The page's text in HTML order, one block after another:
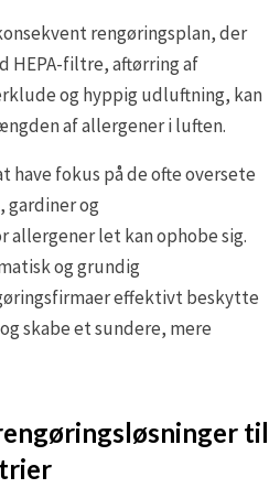
rengøringsplan, der
HEPA-filtre, aftørring af
og hyppig udluftning, kan
af allergener i luften.
have fokus på de ofte oversete
gardiner og
allergener let kan ophobe sig.
og grundig
effektivt beskytte
skabe et sundere, mere
til